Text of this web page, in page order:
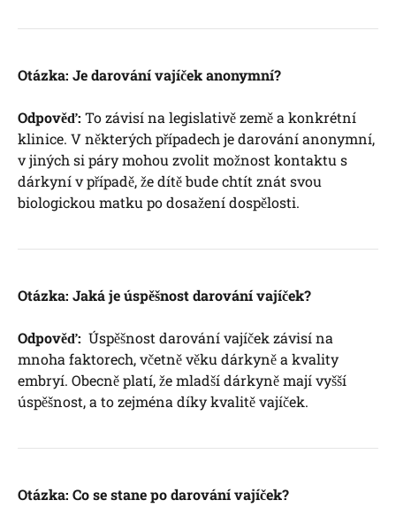
Otázka: Je darování vajíček anonymní?
Odpověď: To‍ závisí na legislativě země ‍a konkrétní
⁢klinice. V některých případech je darování ⁢anonymní,
v ‌jiných si páry mohou zvolit možnost kontaktu s
dárkyní v případě, že dítě bude chtít znát svou
biologickou matku po ‌dosažení ​dospělosti.
Otázka: Jaká je úspěšnost darování vajíček?
Odpověď: ‍ Úspěšnost darování vajíček závisí na
mnoha faktorech,⁢ včetně věku dárkyně​ a kvality
embryí. ‍Obecně platí, že mladší dárkyně mají vyšší
⁢úspěšnost, a to zejména ​díky⁤ kvalitě vajíček.
Otázka: Co se stane po ⁢darování vajíček?